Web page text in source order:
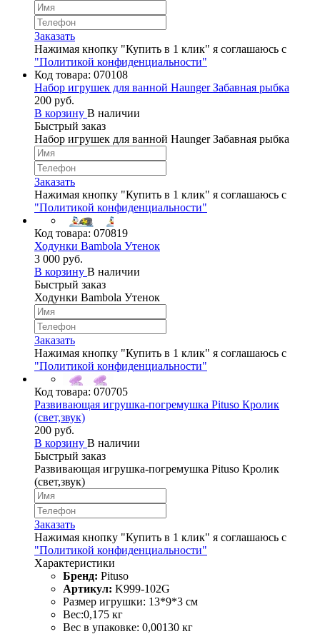
Заказать
Нажимая кнопку "Купить в 1 клик" я соглашаюсь с
"Политикой конфиденциальности"
Код товара: 070108
Набор игрушек для ванной Haunger Забавная рыбка
200 руб.
В корзину В наличии
Быстрый заказ
Набор игрушек для ванной Haunger Забавная рыбка
Заказать
Нажимая кнопку "Купить в 1 клик" я соглашаюсь с
"Политикой конфиденциальности"
Код товара: 070819
Ходунки Bambola Утенок
3 000 руб.
В корзину В наличии
Быстрый заказ
Ходунки Bambola Утенок
Заказать
Нажимая кнопку "Купить в 1 клик" я соглашаюсь с
"Политикой конфиденциальности"
Код товара: 070705
Развивающая игрушка-погремушка Pituso Кролик
(свет,звук)
200 руб.
В корзину В наличии
Быстрый заказ
Развивающая игрушка-погремушка Pituso Кролик
(свет,звук)
Заказать
Нажимая кнопку "Купить в 1 клик" я соглашаюсь с
"Политикой конфиденциальности"
Характеристики
Бренд: Pituso
Артикул: K999-102G
Размер игрушки: 13*9*3 см
Вес:0,175 кг
Вес в упаковке: 0,00130 кг